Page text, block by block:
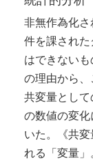
非無作為化
件を課され
はできない
の理由から
共変量とし
の数値の変
いた。《共
れる「変量」